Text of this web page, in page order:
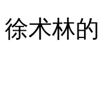
徐术林